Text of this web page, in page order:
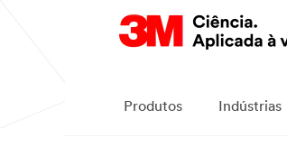
Produtos Indústrias